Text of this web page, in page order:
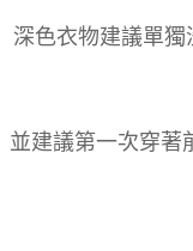
深色衣物建議單
並建議第一次穿著